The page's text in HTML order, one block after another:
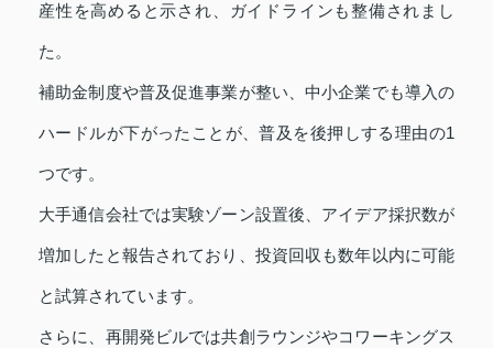
産性を高めると示され、ガイドラインも整備されまし
た。
補助金制度や普及促進事業が整い、中小企業でも導入の
ハードルが下がったことが、普及を後押しする理由の1
つです。
大手通信会社では実験ゾーン設置後、アイデア採択数が
増加したと報告されており、投資回収も数年以内に可能
と試算されています。
さらに、再開発ビルでは共創ラウンジやコワーキングス